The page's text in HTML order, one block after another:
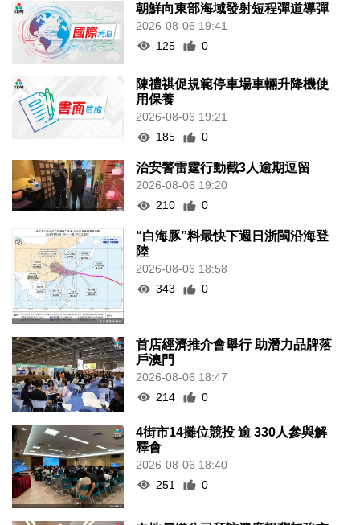
朝鮮向東部海域發射短程彈道導彈
2026-08-06 19:41
125
0
陳禮祺促規範停車場車輛升降機使
用保養
2026-08-06 19:21
185
0
治安警雷霆行動截3人逾期逗留
2026-08-06 19:20
210
0
“白海豚”料最快下週日浙閩沿海登
陸
2026-08-06 18:58
343
0
首店經濟推介會舉行 助潛力品牌落
戶澳門
2026-08-06 18:47
214
0
4街市14攤位競投 逾 330人參與解
釋會
2026-08-06 18:40
251
0